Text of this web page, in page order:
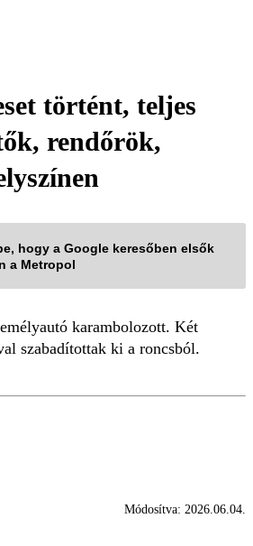
történt, teljes
rendőrök,
hogy a Google keresőben elsők
a Metropol
karambolozott. Két
szabadítottak ki a roncsból.
Módosítva: 2026.06.04.